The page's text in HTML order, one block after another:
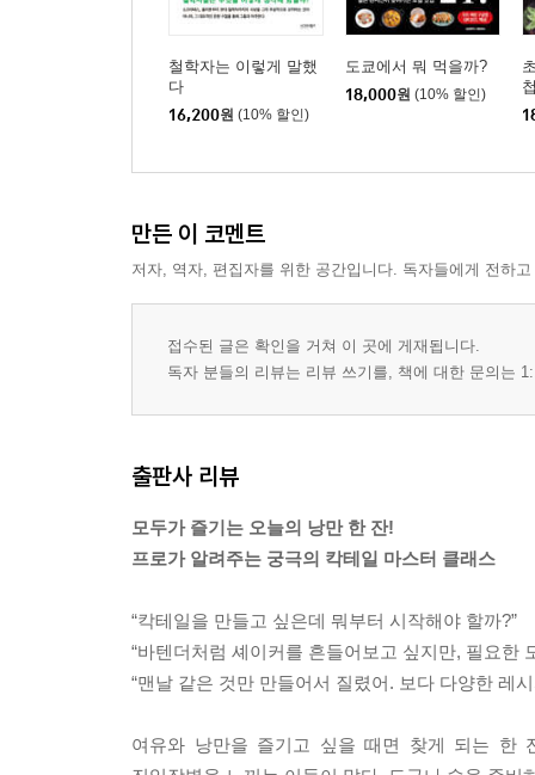
철학자는 이렇게 말했
다
16,200원 (10% 할인)
도쿄에서 뭐 먹을까?
18,000원 (10% 할인)
만든 이 코멘트
저자, 역자, 편집자를 위한 공간입니다. 독자들에게 전하
접수된 글은 확인을 거쳐 이 곳에 게재됩니다.
독자 분들의 리뷰는 리뷰 쓰기를, 책에 대한 문의는
출판사 리뷰
모두가 즐기는 오늘의 낭만 한 잔!
프로가 알려주는 궁극의 칵테일 마스터 클래스
“칵테일을 만들고 싶은데 뭐부터 시작해야 할까?”
“바텐더처럼 셰이커를 흔들어보고 싶지만, 필요한
“맨날 같은 것만 만들어서 질렸어. 보다 다양한 레
여유와 낭만을 즐기고 싶을 때면 찾게 되는 한